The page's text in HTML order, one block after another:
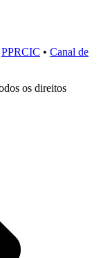
PPRCIC • Canal de
os direitos